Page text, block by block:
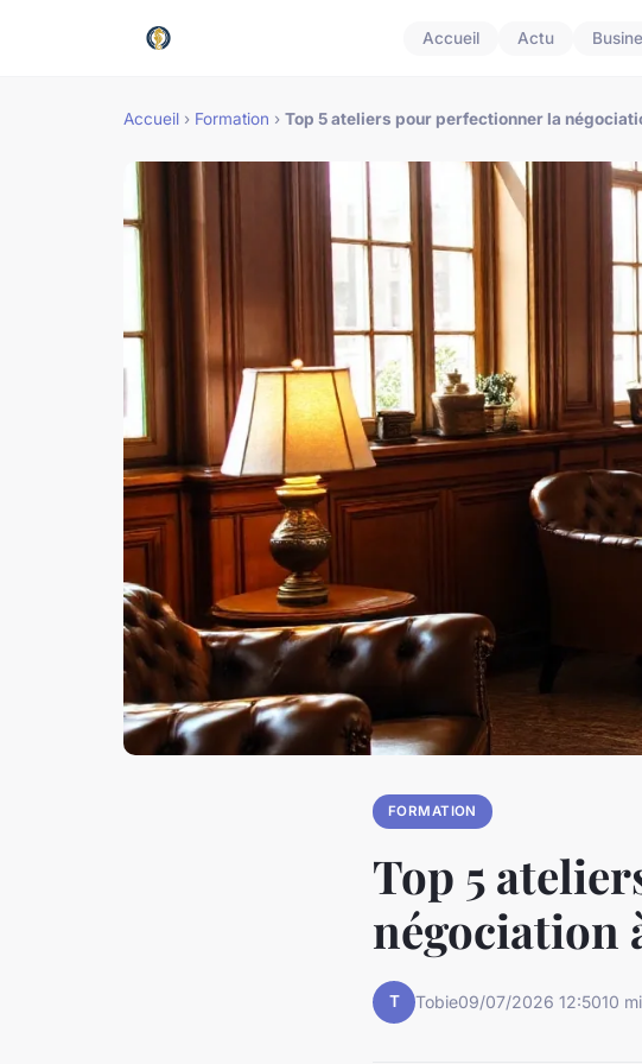
Accueil Actu
Accueil › Formation › Top 5 ateliers pour perfectionner la
FORMATION
Top 5
négociation
T Tobie09/07/2026 12:5010